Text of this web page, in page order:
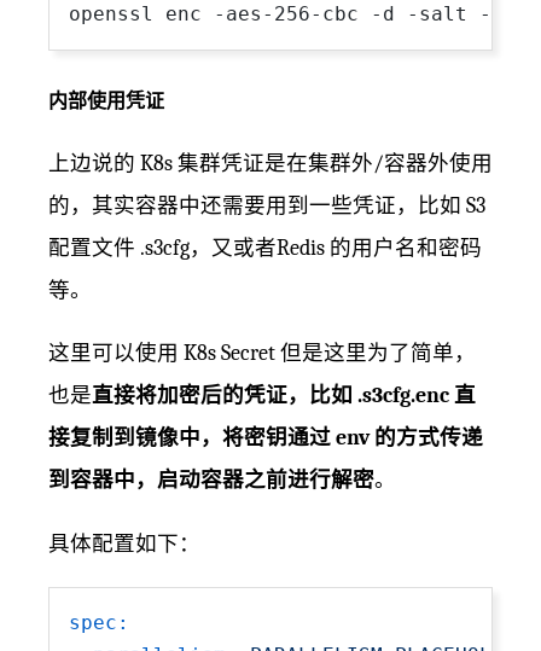
openssl enc -aes-256-cbc -d -salt -
内部使用凭证
上边说的 K8s 集群凭证是在集群外/容器外使用
的，其实容器中还需要用到一些凭证，比如 S3
配置文件 .s3cfg，又或者Redis 的用户名和密码
等。
这里可以使用 K8s Secret 但是这里为了简单，
也是直接将加密后的凭证，比如 .s3cfg.enc 直
接复制到镜像中，将密钥通过 env 的方式传递
到容器中，启动容器之前进行解密。
具体配置如下：
spec: